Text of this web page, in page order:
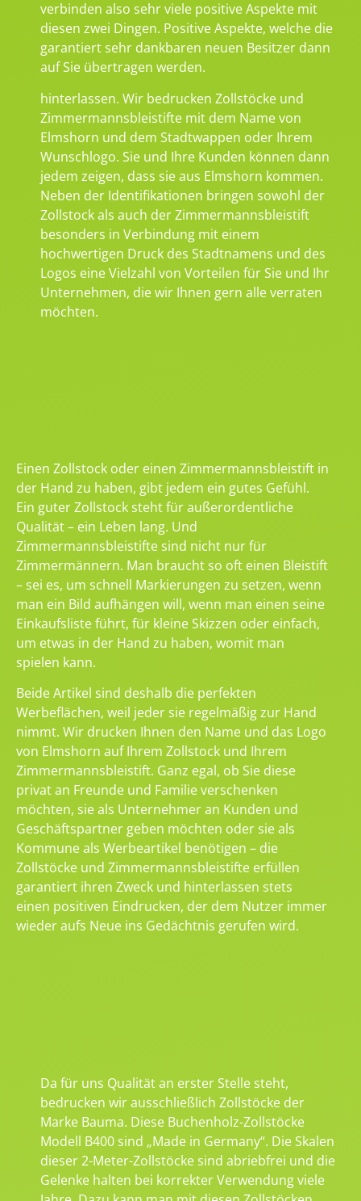
verbinden also sehr viele positive Aspekte mit
diesen zwei Dingen. Positive Aspekte, welche die
garantiert sehr dankbaren neuen Besitzer dann
auf Sie übertragen werden.
hinterlassen. Wir bedrucken Zollstöcke und
Zimmermannsbleistifte mit dem Name von
Elmshorn und dem Stadtwappen oder Ihrem
Wunschlogo. Sie und Ihre Kunden können dann
jedem zeigen, dass sie aus Elmshorn kommen.
Neben der Identifikationen bringen sowohl der
Zollstock als auch der Zimmermannsbleistift
besonders in Verbindung mit einem
hochwertigen Druck des Stadtnamens und des
Logos eine Vielzahl von Vorteilen für Sie und Ihr
Unternehmen, die wir Ihnen gern alle verraten
möchten.
Einen Zollstock oder einen Zimmermannsbleistift in
der Hand zu haben, gibt jedem ein gutes Gefühl.
Ein guter Zollstock steht für außerordentliche
Qualität – ein Leben lang. Und
Zimmermannsbleistifte sind nicht nur für
Zimmermännern. Man braucht so oft einen Bleistift
– sei es, um schnell Markierungen zu setzen, wenn
man ein Bild aufhängen will, wenn man einen seine
Einkaufsliste führt, für kleine Skizzen oder einfach,
um etwas in der Hand zu haben, womit man
spielen kann.
Beide Artikel sind deshalb die perfekten
Werbeflächen, weil jeder sie regelmäßig zur Hand
nimmt. Wir drucken Ihnen den Name und das Logo
von Elmshorn auf Ihrem Zollstock und Ihrem
Zimmermannsbleistift. Ganz egal, ob Sie diese
privat an Freunde und Familie verschenken
möchten, sie als Unternehmer an Kunden und
Geschäftspartner geben möchten oder sie als
Kommune als Werbeartikel benötigen – die
Zollstöcke und Zimmermannsbleistifte erfüllen
garantiert ihren Zweck und hinterlassen stets
einen positiven Eindrucken, der dem Nutzer immer
wieder aufs Neue ins Gedächtnis gerufen wird.
Da für uns Qualität an erster Stelle steht,
bedrucken wir ausschließlich Zollstöcke der
Marke Bauma. Diese Buchenholz-Zollstöcke
Modell B400 sind „Made in Germany“. Die Skalen
dieser 2-Meter-Zollstöcke sind abriebfrei und die
Gelenke halten bei korrekter Verwendung viele